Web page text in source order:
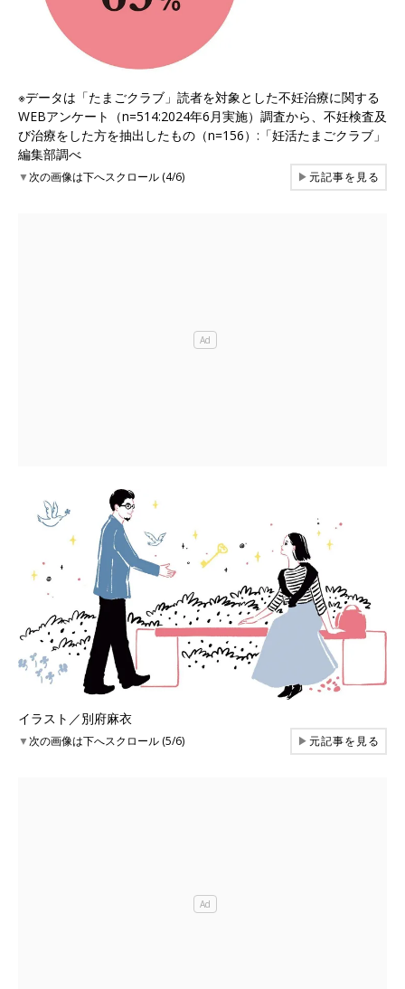
※データは「たまごクラブ」読者を対象とした不妊治療に関する
WEBアンケート（n=514:2024年6月実施）調査から、不妊検査及
び治療をした方を抽出したもの（n=156）:「妊活たまごクラブ」
編集部調べ
▼次の画像は下へスクロール (4/6) ▶元記事を見る
イラスト／別府麻衣
▼次の画像は下へスクロール (5/6) ▶元記事を見る